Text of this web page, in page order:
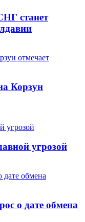
станет
Корзун
угрозой
о дате обмена